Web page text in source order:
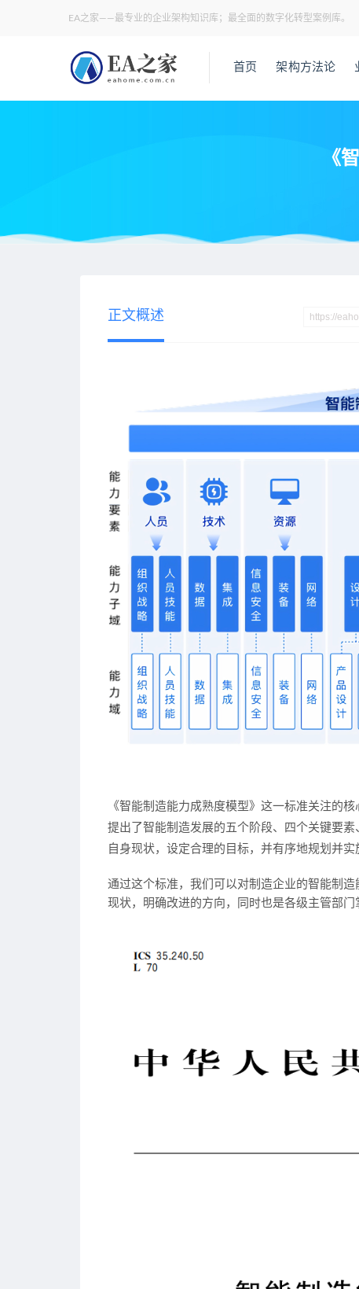
EA之家——最专业的企业架构知识库；最全面的数字化转型案例库。
首页 架构方法论
《
正文概述
《智能制造能力成熟度模型》 这一标准关注的核
提出了智能制造发展的 五个阶段、 四个关键要素
自身现状，设定合理的目标，并有序地规划并实
通过这个标准，我们可以对制造企业的智能制
现状，明确改进的方向，同时也是各级主管部